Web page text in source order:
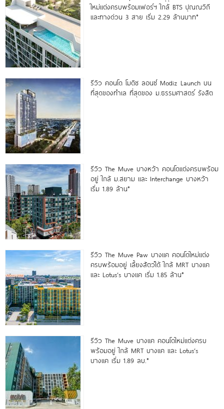
ใหม่แต่งครบพร้อมเฟอร์ฯ ใกล้ BTS ปุณณวิถี
และทางด่วน 3 สาย เริ่ม 2.29 ล้านบาท*
รีวิว คอนโด โมดิซ ลอนซ์ Modiz Launch บน
ที่สุดของทำเล ที่สุดของ ม.ธรรมศาสตร์ รังสิต
รีวิว The Muve บางหว้า คอนโดแต่งครบพร้อม
อยู่ ใกล้ ม.สยาม และ Interchange บางหว้า
เริ่ม 1.89 ล้าน*
รีวิว The Muve Paw บางแค คอนโดใหม่แต่ง
ครบพร้อมอยู่ เลี้ยงสัตว์ได้ ใกล้ MRT บางแค
และ Lotus’s บางแค เริ่ม 1.85 ล้าน*
รีวิว The Muve บางแค คอนโดใหม่แต่งครบ
พร้อมอยู่ ใกล้ MRT บางแค และ Lotus’s
บางแค เริ่ม 1.89 ลบ.*